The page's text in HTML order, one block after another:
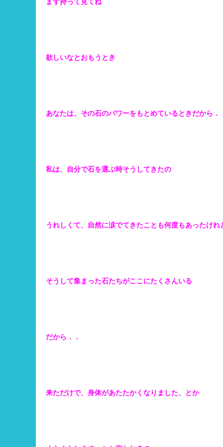
欲しいなとおもうとき
あなたは、その石のパワーをもとめているときだから．
私は、自分で石を選ぶ時そうしてきたの
うれしくて、自然に涙でてきたことも何度もあったけれ
そうして集まった石たちがここにたくさんいる
だから．．
来ただけで、身体があたたかくなりました、とか